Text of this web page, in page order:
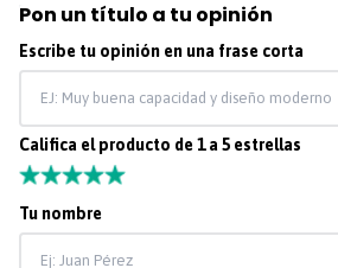
Pon un título a tu opinión
Escribe tu opinión en una frase corta
Califica el producto de 1 a 5 estrellas
★★★★★
Tu nombre